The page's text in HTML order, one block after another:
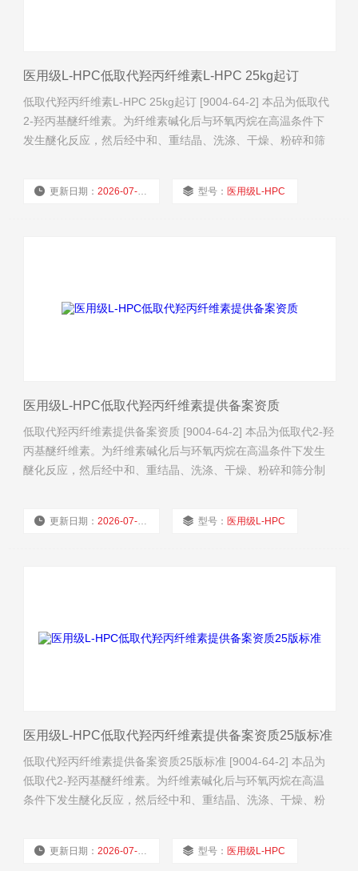
医用级L-HPC低取代羟丙纤维素L-HPC 25kg起订
低取代羟丙纤维素L-HPC 25kg起订 [9004-64-2] 本品为低取代
2-羟丙基醚纤维素。为纤维素碱化后与环氧丙烷在高温条件下
发生醚化反应，然后经中和、重结晶、洗涤、干燥、粉碎和筛
乙醇或丙酮中不溶。 【鉴别】（1）取本品约40mg，置试管
更新日期：2026-07-30 型号：医用级L-HPC
医用级L-HPC低取代羟丙纤维素提供备案资质
低取代羟丙纤维素提供备案资质 [9004-64-2] 本品为低取代2-羟
丙基醚纤维素。为纤维素碱化后与环氧丙烷在高温条件下发生
醚化反应，然后经中和、重结晶、洗涤、干燥、粉碎和筛分制
醇或丙酮中不溶。 【鉴别】（1）取本品约40mg，置试管中，
更新日期：2026-07-30 型号：医用级L-HPC
医用级L-HPC低取代羟丙纤维素提供备案资质25版标准
低取代羟丙纤维素提供备案资质25版标准 [9004-64-2] 本品为
低取代2-羟丙基醚纤维素。为纤维素碱化后与环氧丙烷在高温
条件下发生醚化反应，然后经中和、重结晶、洗涤、干燥、粉
或类白色粉末。 本品在乙醇或丙酮中不溶。 【鉴别】（1）取
更新日期：2026-07-30 型号：医用级L-HPC